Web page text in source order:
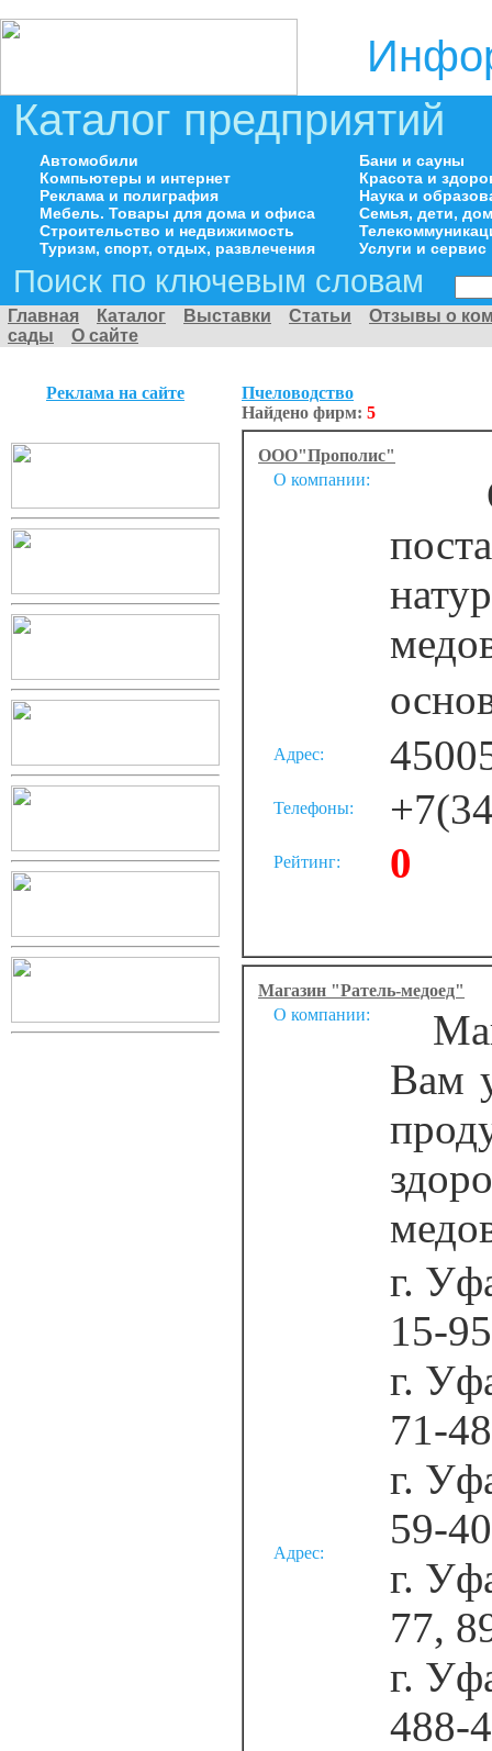
Каталог предприятий
Автомобили
Компьютеры и интернет
Реклама и полиграфия
Мебель. Товары для дома и офиса
Строительство и недвижимость
Туризм, спорт, отдых, развлечения
Бани и сауны
Красота и
Наука и
Семья, дети,
Услуги и сервис
Поиск по ключевым словам
Главная Каталог Выставки Статьи
Отзывы о
сады
О сайте
Реклама на сайте
Пчеловодство
Найдено фирм: 5
ООО"Прополис"
О компании:
Адрес:
Телефоны:
Рейтинг: 0
Магазин "Ратель-медоед"
О компании:
Вам
Адрес:
г.
15-95
г.
71-48
г.
59-40
г.
77,
г.
488-